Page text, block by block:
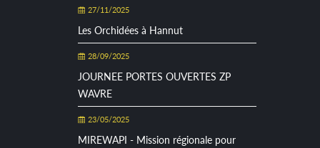
27/11/2025
Les Orchidées à Hannut
28/09/2025
JOURNEE PORTES OUVERTES ZP
WAVRE
23/05/2025
MIREWAPI - Mission régionale pour